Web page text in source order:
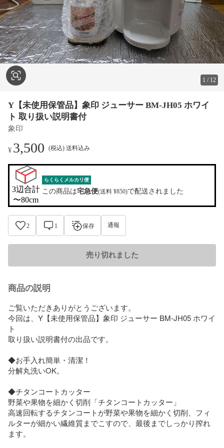
1 / 12
Y【未使用保管品】象印 ジューサー BM-JH05 ホワイ
ト 取り扱い説明書付
象印
¥3,500 (税込) 送料込み
3辺合計
〜80cm
らくらくメルカリ便
この商品は宅急便(送料 ¥850)で配送されました
2 1 保存 通報
売り切れました
商品の説明
ご覧いただきありがとうございます。
今回は、Y【未使用保管品】象印 ジューサー BM-JH05 ホワイ
ト
取り扱い説明書付の出品です。
◆お手入れ簡単・清潔！
分解丸洗いOK。
◆チタンコートカッター
野菜や果物を細かく切削「チタンコートカッター」
高速回転するチタンコートが野菜や果物を細かく切削、フィ
ルターが細かい繊維質までこすので、最後までしっかり搾れ
ます。